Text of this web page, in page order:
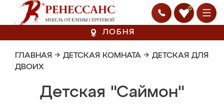
0
ЛОБНЯ
ГЛАВНАЯ → ДЕТСКАЯ КОМНАТА → ДЕТСКАЯ ДЛЯ
ДВОИХ
Детская "Саймон"